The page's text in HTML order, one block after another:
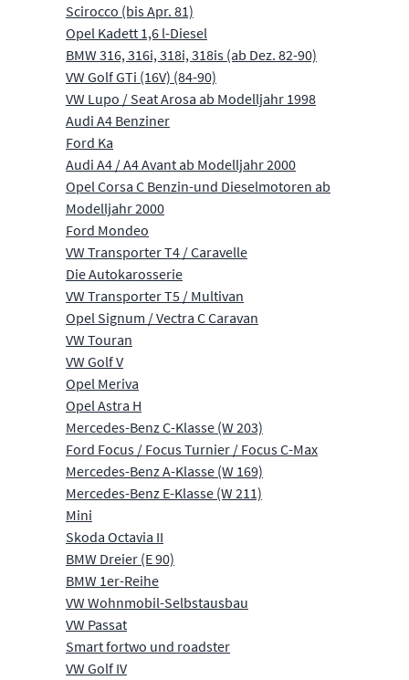
Scirocco (bis Apr. 81)
Opel Kadett 1,6 l-Diesel
BMW 316, 316i, 318i, 318is (ab Dez. 82-90)
VW Golf GTi (16V) (84-90)
VW Lupo / Seat Arosa ab Modelljahr 1998
Audi A4 Benziner
Ford Ka
Audi A4 / A4 Avant ab Modelljahr 2000
Opel Corsa C Benzin-und Dieselmotoren ab
Modelljahr 2000
Ford Mondeo
VW Transporter T4 / Caravelle
Die Autokarosserie
VW Transporter T5 / Multivan
Opel Signum / Vectra C Caravan
VW Touran
VW Golf V
Opel Meriva
Opel Astra H
Mercedes-Benz C-Klasse (W 203)
Ford Focus / Focus Turnier / Focus C-Max
Mercedes-Benz A-Klasse (W 169)
Mercedes-Benz E-Klasse (W 211)
Mini
Skoda Octavia II
BMW Dreier (E 90)
BMW 1er-Reihe
VW Wohnmobil-Selbstausbau
VW Passat
Smart fortwo und roadster
VW Golf IV